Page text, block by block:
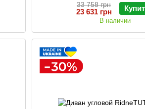
33 758 грн
23 631 грн
В наличии